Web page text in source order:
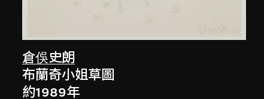
倉俁史朗
布蘭奇小姐草圖
約1989年